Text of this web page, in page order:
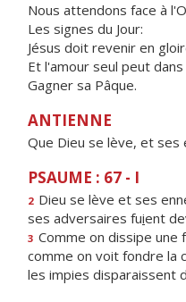
Nous attendons face à
Les signes du Jour:
Jésus doit revenir en
Et l'amour seul peut
Gagner sa Pâque.
ANTIENNE
Que Dieu se lève, et ses
PSAUME : 67 - I
2 Dieu se lève et ses
ses adversaires fuient
3 Comme on dissipe une
comme on voit fondre la
les impies disparaissent